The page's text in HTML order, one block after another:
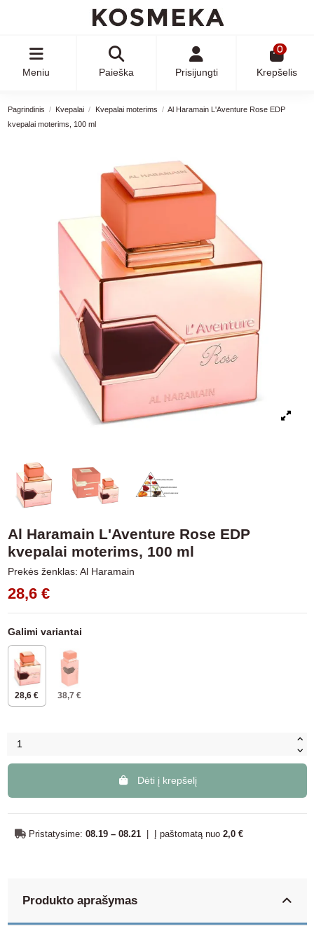
Meniu Paieška Prisijungti
0
Krepšelis
Pagrindinis Kvepalai Kvepalai moterims
Al Haramain L'Aventure Rose EDP
kvepalai moterims, 100 ml
Al Haramain L'Aventure Rose EDP
kvepalai moterims, 100 ml
Prekės ženklas: Al Haramain
28,6 €
Galimi variantai
28,6 € 38,7 €
Dėti į krepšelį
Pristatysime: 08.19 – 08.21 Į paštomatą nuo 2,0 €
Produkto aprašymas